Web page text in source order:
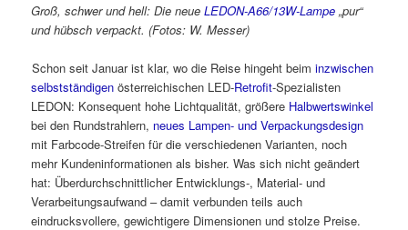
Groß, schwer und hell: Die neueLEDON-A66/13W-Lampe „pur“
und hübsch verpackt. (Fotos: W. Messer)
Schon seit Januar ist klar, wo die Reise hingeht beiminzwischen
selbstständigenösterreichischen LED-Retrofit-Spezialisten
LEDON: Konsequent hohe Lichtqualität, größere Halbwertswinkel
bei den Rundstrahlern, neues Lampen- und Verpackungsdesign
mit Farbcode-Streifen für die verschiedenen Varianten, noch
mehr Kundeninformationen als bisher. Was sich nicht geändert
hat: Überdurchschnittlicher Entwicklungs-, Material- und
Verarbeitungsaufwand – damit verbunden teils auch
eindrucksvollere, gewichtigere Dimensionen und stolze Preise.